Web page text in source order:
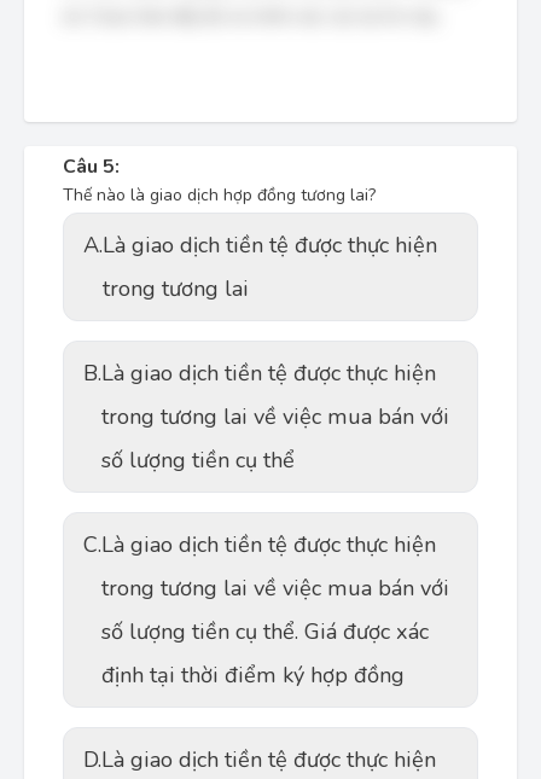
Câu 5:
Thế nào là giao dịch hợp đồng tương lai?
A.Là giao dịch tiền tệ được thực hiện
trong tương lai
B.Là giao dịch tiền tệ được thực hiện
trong tương lai về việc mua bán với
số lượng tiền cụ thể
C.Là giao dịch tiền tệ được thực hiện
trong tương lai về việc mua bán với
số lượng tiền cụ thể. Giá được xác
định tại thời điểm ký hợp đồng
D.Là giao dịch tiền tệ được thực hiện